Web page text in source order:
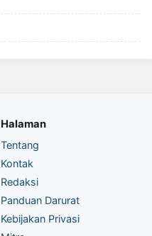
Halaman
Tentang
Kontak
Redaksi
Panduan Darurat
Kebijakan Privasi